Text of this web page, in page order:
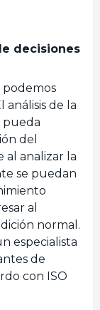
decisiones
de la
pueda
del
al analizar la
se puedan
al
normal.
especialista
de
con ISO